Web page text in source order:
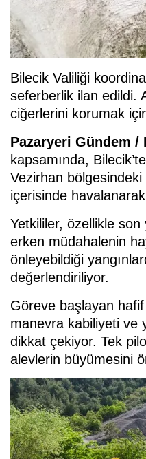
Bilecik Valiliği
seferberlik ilan edildi.
ciğerlerini korumak
Pazaryeri Gündem /
kapsamında,
Vezirhan bölgesindeki
içerisinde
Yetkililer, özellikle son
erken müdahalenin
önleyebildiği
değerlendiriliyor.
Göreve başlayan hafif
manevra kabiliyeti ve
dikkat çekiyor. Tek
alevlerin büyümesini